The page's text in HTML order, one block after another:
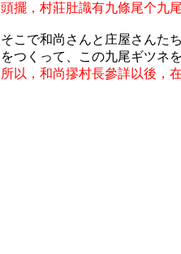
頭擺，村莊肚識有九條尾个九
そこで和尚さんと庄屋さんた
をつくって、この九尾ギツネ
所以，和尚摎村長參詳以後，